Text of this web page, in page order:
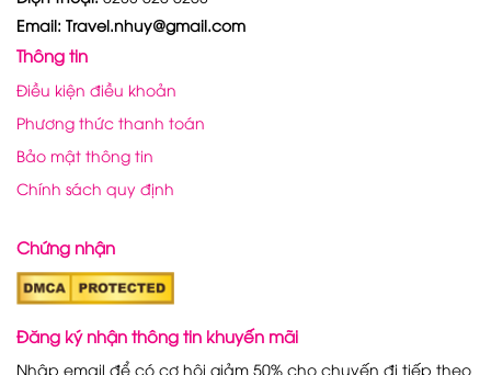
Email: Travel.nhuy@gmail.com
Thông tin
Điều kiện điều khoản
Phương thức thanh toán
Bảo mật thông tin
Chính sách quy định
Chứng nhận
Đăng ký nhận thông tin khuyến mãi
Nhập email để có cơ hội giảm 50% cho chuyến đi tiếp theo